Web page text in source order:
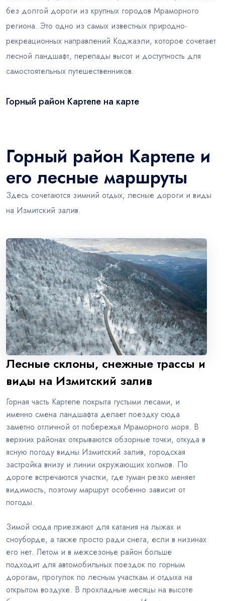
без долгой дороги из крупных городов Мраморного
региона. Это одно из самых известных природно-
рекреационных направлений Коджаэли, которое сочетает
лесной ландшафт, перепады высот и доступность для
самостоятельных путешественников.
Горный район Картепе на карте
Горный район Картепе и
его лесные маршруты
Здесь сочетаются зимний отдых, лесные дороги и виды
на Измитский залив.
Лесные склоны, снежные трассы и
виды на Измитский залив
Горная часть Картепе покрыта густыми лесами, и
именно смена ландшафта делает поездку сюда
заметно отличной от побережья Мраморного моря. В
верхних районах открываются обзорные точки, откуда в
ясную погоду видны Измитский залив, городская
застройка внизу и линии окружающих холмов. По
дороге встречаются участки, где туман резко меняет
видимость, поэтому маршрут особенно зависит от
погоды.
Зимой сюда приезжают для катания на лыжах и
сноуборде, а также просто ради снега, если в низинах
его нет. Летом и в межсезонье район больше
подходит для автомобильных поездок по горным
дорогам, прогулок по лесным участкам и отдыха на
открытом воздухе. В прохладные месяцы на высоте